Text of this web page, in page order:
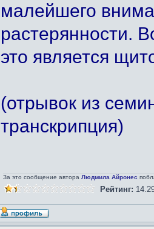
малейшего
растерянности.
это является
(отрывок из
транскрипция)
За это сообщение автора Людмила Айронес
Рейтинг: